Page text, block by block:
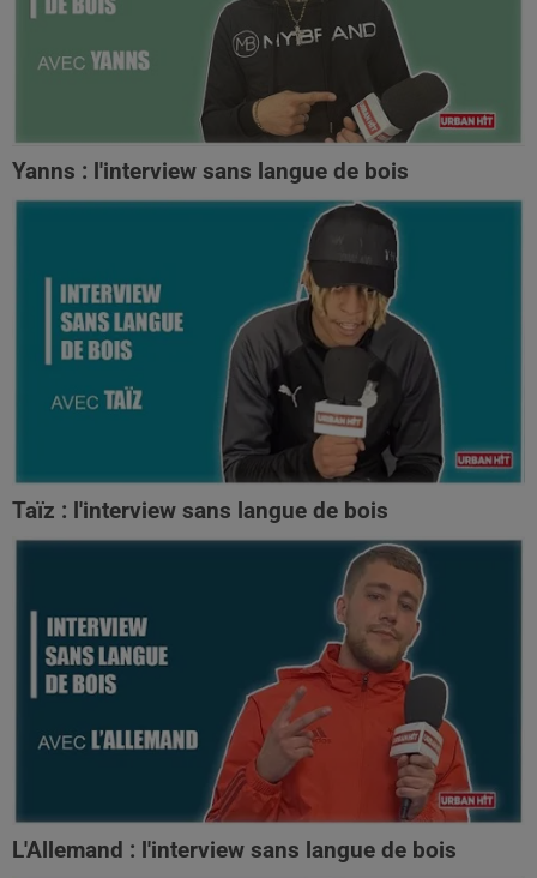
Yanns : l'interview sans langue de bois
Taïz : l'interview sans langue de bois
L'Allemand : l'interview sans langue de bois